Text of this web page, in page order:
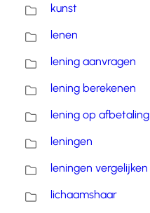
kunst
lenen
lening aanvragen
lening berekenen
lening op afbetaling
leningen
leningen vergelijken
lichaamshaar